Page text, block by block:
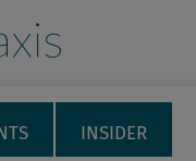
INSIDER